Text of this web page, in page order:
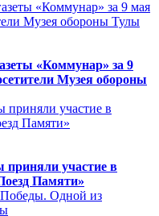
«Коммунар» за 9
Музея обороны
участие в
Памяти»